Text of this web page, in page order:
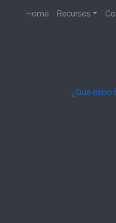
Home Recursos
¿Qué debo